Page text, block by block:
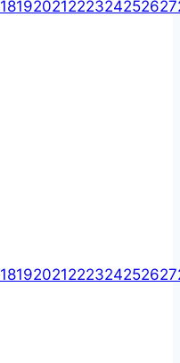
18192021222324252627
18192021222324252627